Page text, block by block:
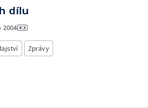
dílu
2004
Zprávy